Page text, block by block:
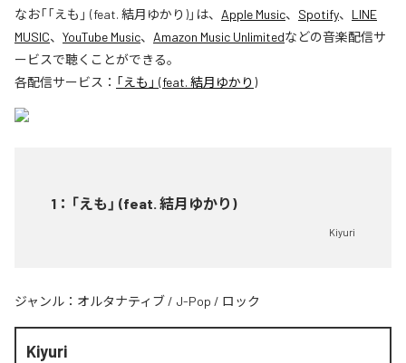
なお「「えも」 (feat. 結月ゆかり)」は、 Apple Music、 Spotify、 LINE
MUSIC、 YouTube Music、 Amazon Music Unlimitedなどの音楽配信サ
ービスで聴くことができる。
各配信サービス： 「えも」 (feat. 結月ゆかり)
1 ： 「えも」 (feat. 結月ゆかり)
Kiyuri
ジャンル： オルタナティブ / J-Pop / ロック
Kiyuri